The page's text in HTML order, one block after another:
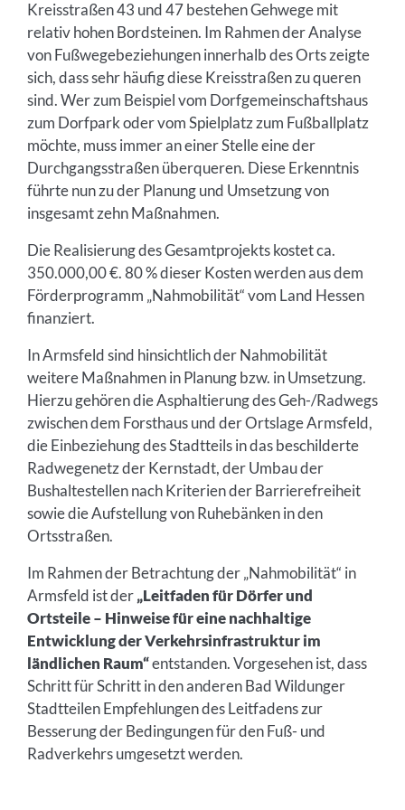
Kreisstraßen 43 und 47 bestehen Gehwege mit
relativ hohen Bordsteinen. Im Rahmen der Analyse
von Fußwegebeziehungen innerhalb des Orts zeigte
sich, dass sehr häufig diese Kreisstraßen zu queren
sind. Wer zum Beispiel vom Dorfgemeinschaftshaus
zum Dorfpark oder vom Spielplatz zum Fußballplatz
möchte, muss immer an einer Stelle eine der
Durchgangsstraßen überqueren. Diese Erkenntnis
führte nun zu der Planung und Umsetzung von
insgesamt zehn Maßnahmen.
Die Realisierung des Gesamtprojekts kostet ca.
350.000,00 €. 80 % dieser Kosten werden aus dem
Förderprogramm „Nahmobilität“ vom Land Hessen
finanziert.
In Armsfeld sind hinsichtlich der Nahmobilität
weitere Maßnahmen in Planung bzw. in Umsetzung.
Hierzu gehören die Asphaltierung des Geh-/Radwegs
zwischen dem Forsthaus und der Ortslage Armsfeld,
die Einbeziehung des Stadtteils in das beschilderte
Radwegenetz der Kernstadt, der Umbau der
Bushaltestellen nach Kriterien der Barrierefreiheit
sowie die Aufstellung von Ruhebänken in den
Ortsstraßen.
Im Rahmen der Betrachtung der „Nahmobilität“ in
Armsfeld ist der„Leitfaden für Dörfer und
Ortsteile – Hinweise für eine nachhaltige
Entwicklung der Verkehrsinfrastruktur im
ländlichen Raum“entstanden. Vorgesehen ist, dass
Schritt für Schritt in den anderen Bad Wildunger
Stadtteilen Empfehlungen des Leitfadens zur
Besserung der Bedingungen für den Fuß- und
Radverkehrs umgesetzt werden.